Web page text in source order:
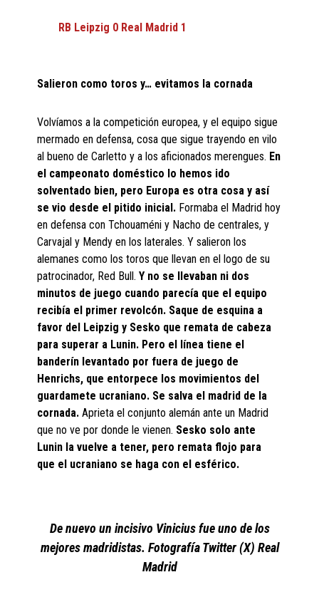
RB Leipzig 0 Real Madrid 1
Salieron como toros y… evitamos la cornada
Volvíamos a la competición europea, y el equipo sigue
mermado en defensa, cosa que sigue trayendo en vilo
al bueno de Carletto y a los aficionados merengues. En
el campeonato doméstico lo hemos ido
solventado bien, pero Europa es otra cosa y así
se vio desde el pitido inicial. Formaba el Madrid hoy
en defensa con Tchouaméni y Nacho de centrales, y
Carvajal y Mendy en los laterales. Y salieron los
alemanes como los toros que llevan en el logo de su
patrocinador, Red Bull.Y no se llevaban ni dos
minutos de juego cuando parecía que el equipo
recibía el primer revolcón. Saque de esquina a
favor del Leipzig y Sesko que remata de cabeza
para superar a Lunin. Pero el línea tiene el
banderín levantado por fuera de juego de
Henrichs, que entorpece los movimientos del
guardamete ucraniano. Se salva el madrid de la
cornada.Aprieta el conjunto alemán ante un Madrid
que no ve por donde le vienen. Sesko solo ante
Lunin la vuelve a tener, pero remata flojo para
que el ucraniano se haga con el esférico.
De nuevo un incisivo Vinicius fue uno de los
mejores madridistas. Fotografía Twitter (X) Real
Madrid